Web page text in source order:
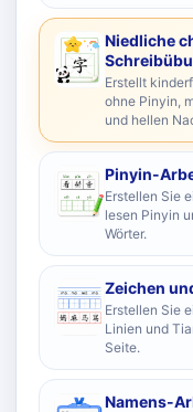
Niedliche
Erstellt
ohne Pinyin,
und hellen
Pinyin-
Erstellen Sie
lesen Pinyin
Wörter.
Zeichen
Erstellen Sie
Linien und
Seite.
Namens-